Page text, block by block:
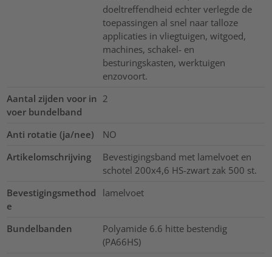
doeltreffendheid echter verlegde de
toepassingen al snel naar talloze
applicaties in vliegtuigen, witgoed,
machines, schakel- en
besturingskasten, werktuigen
enzovoort.
Aantal zijden voor in
voer bundelband
2
Anti rotatie (ja/nee)
NO
Artikelomschrijving
Bevestigingsband met lamelvoet en
schotel 200x4,6 HS-zwart zak 500 st.
Bevestigingsmethod
e
lamelvoet
Bundelbanden
Polyamide 6.6 hitte bestendig
(PA66HS)